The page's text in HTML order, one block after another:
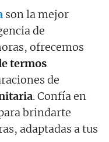
son la mejor
de
ofrecemos
termos
de
. Confía en
brindarte
adaptadas a tus